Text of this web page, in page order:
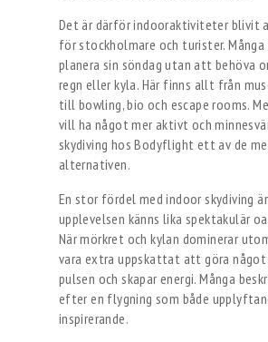
Det är därför indooraktiviteter blivit
för stockholmare och turister. Många
planera sin söndag utan att behöva
regn eller kyla. Här finns allt från
till bowling, bio och escape rooms.
vill ha något mer aktivt och
skydiving hos Bodyflight ett av de
alternativen.
En stor fördel med indoor skydiving
upplevelsen känns lika spektakulär
När mörkret och kylan dominerar
vara extra uppskattat att göra
pulsen och skapar energi. Många
efter en flygning som både
inspirerande.